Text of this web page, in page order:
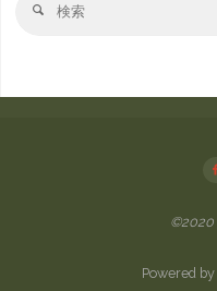
検
©2020
Powered by